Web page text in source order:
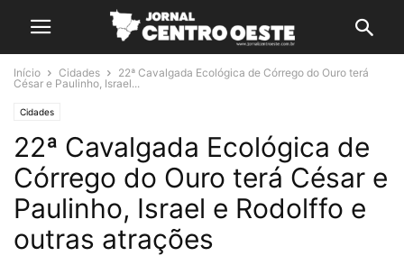
Início Cidades
22ª Cavalgada Ecológica de Córrego do Ouro terá
César e Paulinho, Israel...
Cidades
22ª Cavalgada Ecológica de
Córrego do Ouro terá César e
Paulinho, Israel e Rodolffo e
outras atrações